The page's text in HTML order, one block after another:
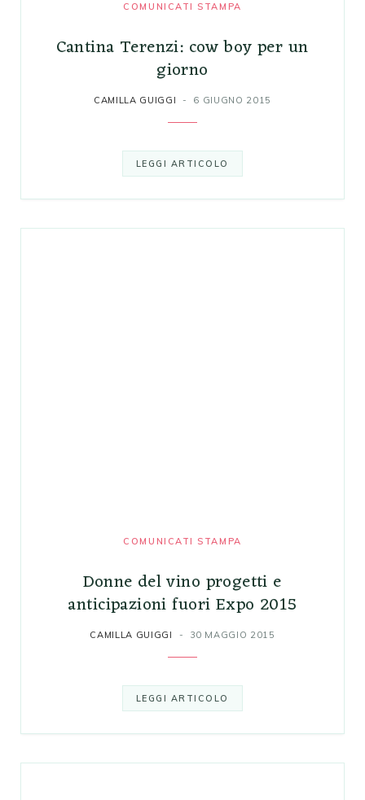
COMUNICATI STAMPA
Cantina Terenzi: cow boy per un
giorno
CAMILLA GUIGGI 6 GIUGNO 2015
LEGGI ARTICOLO
COMUNICATI STAMPA
Donne del vino progetti e
anticipazioni fuori Expo 2015
CAMILLA GUIGGI 30 MAGGIO 2015
LEGGI ARTICOLO